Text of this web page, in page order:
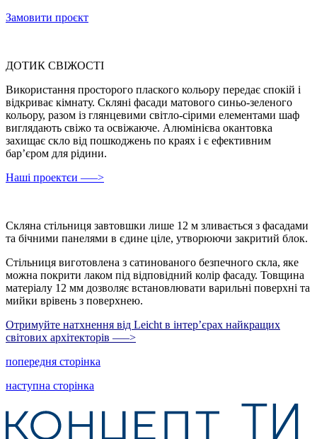
Замовити проєкт
ДОТИК СВІЖОСТІ
Використання просторого плаского кольору передає спокій і
відкриває кімнату. Скляні фасади матового синьо-зеленого
кольору, разом із глянцевими світло-сірими елементами шаф
виглядають свіжо та освіжаюче. Алюмінієва окантовка
захищає скло від пошкоджень по краях і є ефективним
бар’єром для рідини.
Наші проектєи —–>
Скляна стільниця завтовшки лише 12 м зливається з фасадами
та бічними панелями в єдине ціле, утворюючи закритий блок.
Стільниця виготовлена з сатинованого безпечного скла, яке
можна покрити лаком під відповідний колір фасаду. Товщина
матеріалу 12 мм дозволяє встановлювати варильні поверхні та
мийки врівень з поверхнею.
Отримуйте натхнення від Leicht в інтерʼєрах найкращих
світових архітекторів —–>
попередня сторінка
наступна сторінка